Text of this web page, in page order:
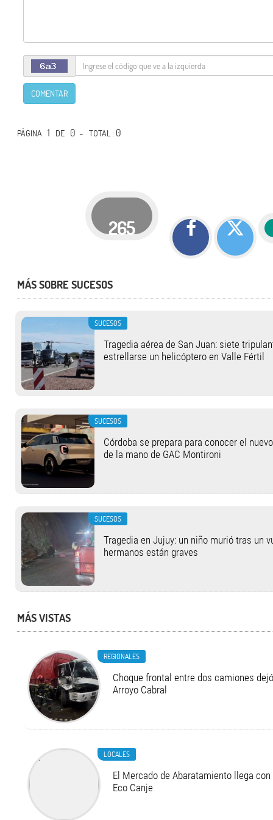
COMENTAR
PÁGINA 1 DE 0 -TOTAL: 0
265
MÁS SOBRE SUCESOS
SUCESOS
Tragedia aérea de San Juan: siete
estrellarse un helicóptero en Valle Fértil
SUCESOS
Córdoba se prepara para conocer el
de la mano de GAC Montironi
SUCESOS
Tragedia en Jujuy: un niño murió tras un
hermanos están graves
MÁS VISTAS
REGIONALES
Choque frontal entre dos camiones
Arroyo Cabral
LOCALES
El Mercado de Abaratamiento llega
Eco Canje